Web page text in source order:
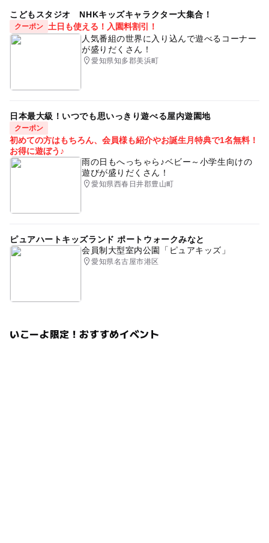
こどもスタジオ NHKキッズキャラクター大集合！
クーポン
土日も使える！入園料割引！
人気番組の世界に入り込んで遊べるコーナー
が盛りだくさん！
愛知県知多郡美浜町
日本最大級！いつでも思いっきり遊べる屋内遊園地
クーポン
初めての方はもちろん、会員様も紹介やお誕生月特典で1名無料！
お得に遊ぼう♪
雨の日もへっちゃら♪ベビー～小学生向けの
遊びが盛りだくさん！
愛知県西春日井郡豊山町
ピュアハートキッズランド ポートウォークみなと
会員制大型室内公園「ピュアキッズ」
愛知県名古屋市港区
いこーよ限定！おすすめイベント